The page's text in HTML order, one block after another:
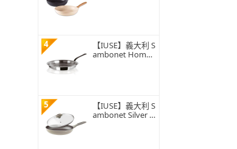
4
【IUSE】義大利 S
ambonet HomeC
5
【IUSE】義大利 S
ambonet Silver F